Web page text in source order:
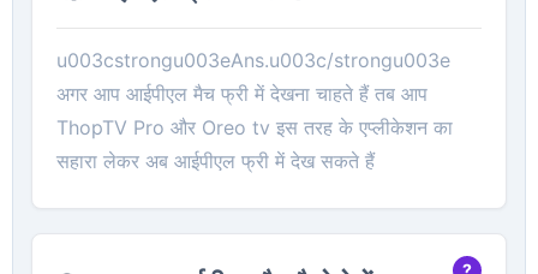
u003cstrongu003eAns.u003c/strongu003e
अगर आप आईपीएल मैच फ्री में देखना चाहते हैं तब आप
ThopTV Pro और Oreo tv इस तरह के एप्लीकेशन का
सहारा लेकर अब आईपीएल फ्री में देख सकते हैं